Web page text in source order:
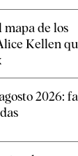
mapa de los
Kellen
2026: